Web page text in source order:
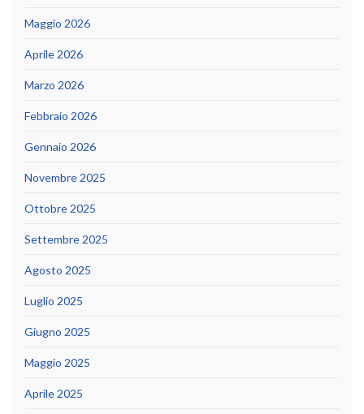
Maggio 2026
Aprile 2026
Marzo 2026
Febbraio 2026
Gennaio 2026
Novembre 2025
Ottobre 2025
Settembre 2025
Agosto 2025
Luglio 2025
Giugno 2025
Maggio 2025
Aprile 2025